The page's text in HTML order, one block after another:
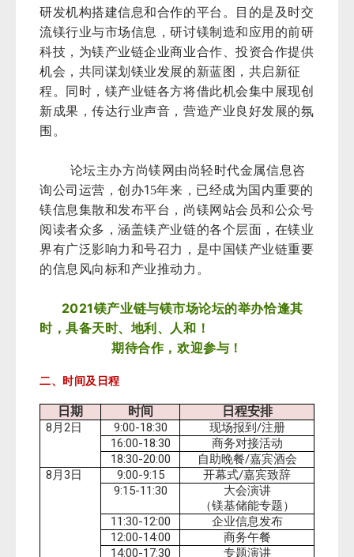
研发机构搭建信息和合作的平台。目的是及时交
流镁行业与市场信息，研讨镁制造和应用的前研
科技，为镁产业链企业商业合作、投资合作提供
机会，共同谋划镁业发展的新蓝图，共启新征
程。同时，镁产业链各方将借此机会集中展现创
新成果，传达行业声音，营造产业良好发展的氛
围。
论坛主办方尚镁网由尚轻时代金属信息咨
询公司运营，创办15年来，已经成为国内重要的
镁信息集散和发布平台，尚镁网站会员和公众号
阅读者众多，涵盖镁产业链的各个层面，在镁业
界有广泛影响力和号召力，是中国镁产业链重要
的信息风向标和产业推动力。
2021镁产业链与镁市场论坛的举办恰逢其
时，具备天时、地利、人和！
期待合作，欢迎参与！
二、时间及日程
日期 时间 日程安排
8 月2日 9:00-18:30 现场报到 /注册
16:00-18:30 商务对接活动
18:30-20:00 自助晚餐/嘉宾酒会
8 月3日 9:00-9:15 开幕式/嘉宾致辞
9:15-11:30
大会演讲
（镁基储能专题）
11:30-12:00 企业信息发布
12:00-14:00 商务午餐
14:00-17:30 专题演讲